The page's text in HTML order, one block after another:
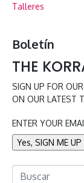
Talleres
Boletín
THE
SIGN UP FOR
ON OUR LATEST
ENTER YOUR